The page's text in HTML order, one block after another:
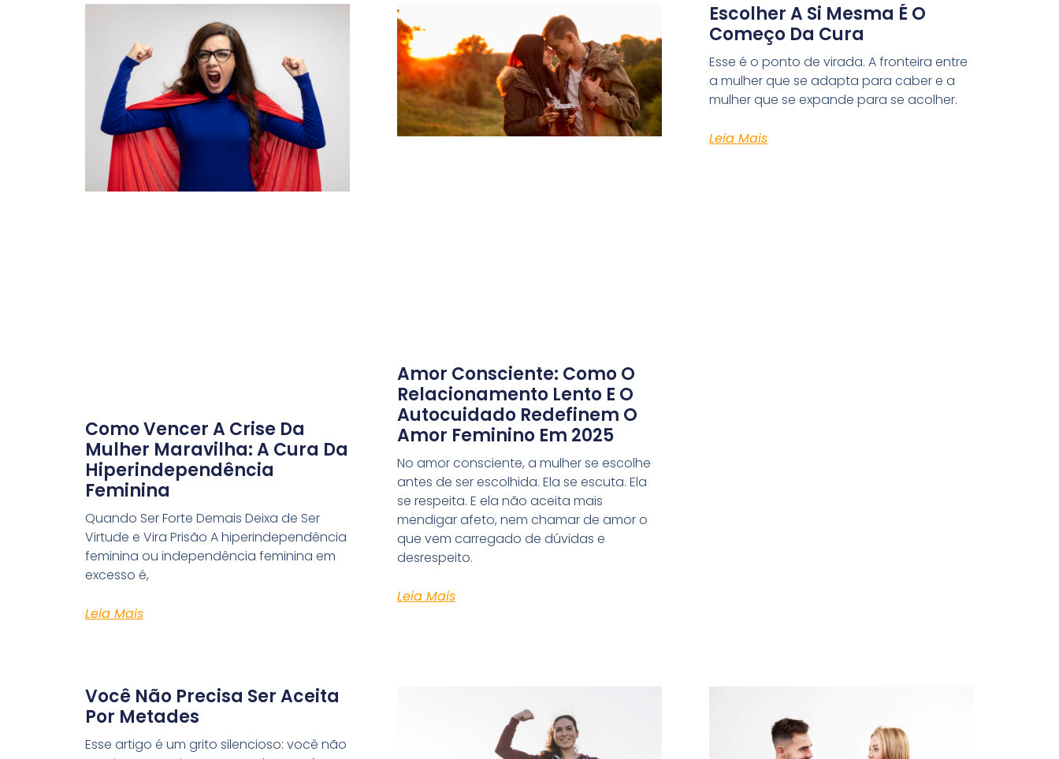
Como Vencer A Crise Da
Mulher Maravilha: A Cura Da
Hiperindependência
Feminina
Quando Ser Forte Demais Deixa de Ser
Virtude e Vira Prisão A hiperindependência
feminina ou independência feminina em
excesso é,
Leia Mais
Amor Consciente: Como O
Relacionamento Lento E O
Autocuidado Redefinem O
Amor Feminino Em 2025
No amor consciente, a mulher se escolhe
antes de ser escolhida. Ela se escuta. Ela
se respeita. E ela não aceita mais
mendigar afeto, nem chamar de amor o
que vem carregado de dúvidas e
desrespeito.
Leia Mais
Escolher A Si Mesma É O
Começo Da Cura
Esse é o ponto de virada. A fronteira entre
a mulher que se adapta para caber e a
mulher que se expande para se acolher.
Leia Mais
Você Não Precisa Ser Aceita
Por Metades
Esse artigo é um grito silencioso: você não